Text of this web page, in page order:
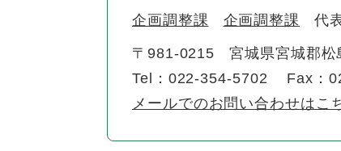
企画調整課 企画調整課 代
〒981-0215
宮城県宮城郡
Tel：022-354-5702
Fax：
メールでのお問い合わせはこ